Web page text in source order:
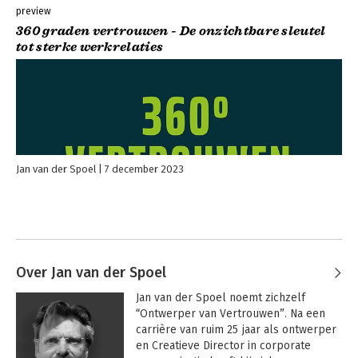
preview
360 graden vertrouwen - De onzichtbare sleutel
tot sterke werkrelaties
Jan van der Spoel 7 december 2023
Over Jan van der Spoel
Jan van der Spoel noemt zichzelf
“Ontwerper van Vertrouwen”. Na een
carrière van ruim 25 jaar als ontwerper
en Creatieve Director in corporate